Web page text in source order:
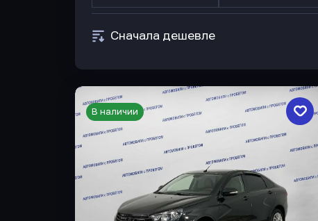
Сначала дешевле
В наличии